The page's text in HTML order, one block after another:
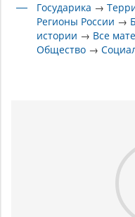
Государика →
Регионы России →
истории → Все
Общество →